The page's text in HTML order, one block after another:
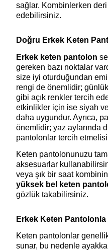
sağlar. Kombinlerken
edebilirsiniz.
Doğru Erkek Keten
Erkek keten pantolon
gereken bazı noktalar
size iyi oturduğundan
rengi de önemlidir;
gibi açık renkler tercih
etkinlikler için ise siyah
daha uygundur. Ayrıca,
önemlidir; yaz aylarında
pantolonlar tercih
Keten pantolonunuzu
aksesuarlar
veya şık bir saat
yüksek bel keten
gözlük takabilirsiniz.
Erkek Keten
Keten pantolonlar
sunar, bu nedenle